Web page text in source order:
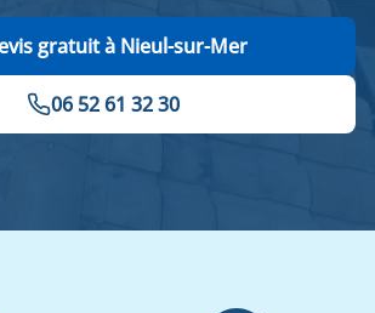
gratuit à Nieul-sur-Mer
06 52 61 32 30